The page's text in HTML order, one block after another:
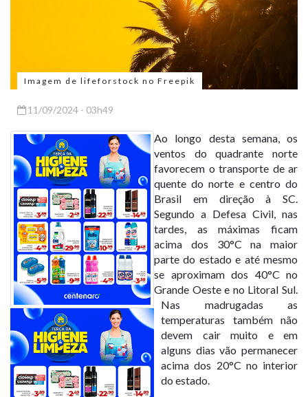
Imagem de lifeforstock no Freepik
11/09/2024 - 03h49
Ao longo desta semana, os
ventos do quadrante norte
favorecem o transporte de ar
quente do norte e centro do
Brasil em direção à SC.
Segundo a Defesa Civil , nas
tardes, as máximas ficam
acima dos 30°C na maior
parte do estado e até mesmo
se aproximam dos 40°C no
Grande Oeste e no Litoral Sul.
Nas madrugadas as
temperaturas também não
devem cair muito e em
alguns dias vão permanecer
acima dos 20°C no interior
do estado.